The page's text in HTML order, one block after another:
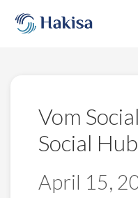
content
Vom
Social Hub
April 15,